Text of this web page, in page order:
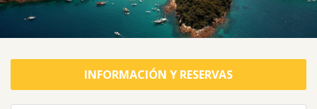
INFORMACIÓN Y RESERVAS